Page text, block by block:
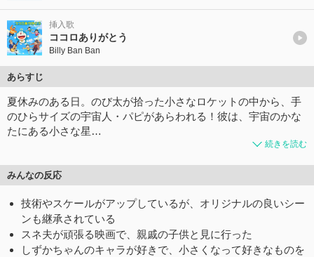
挿入歌
ココロありがとう
Billy Ban Ban
あらすじ
夏休みのある日。のび太が拾った小さなロケットの中から、手
のひらサイズの宇宙人・パピがあらわれる！彼は、宇宙のかな
たにある小さな星…
続きを読む
みんなの反応
技術やスケールがアップしているが、オリジナルの良いシー
ンも継承されている
スネ夫が頑張る映画で、親戚の子供と見に行った
しずかちゃんのキャラが好きで、小さくなって好きなものを